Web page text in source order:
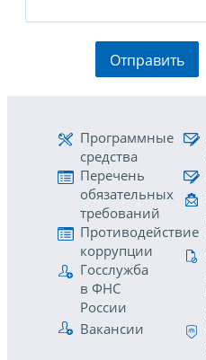
Отправить
Программные
средства
Перечень
обязательных
требований
Противодействие
коррупции
Госслужба
в ФНС
России
Вакансии